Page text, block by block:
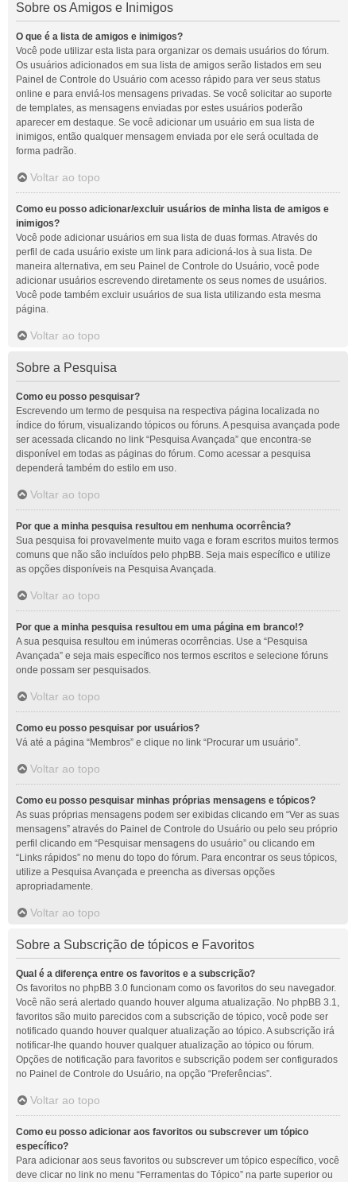
Sobre os Amigos e Inimigos
O que é a lista de amigos e inimigos?
Você pode utilizar esta lista para organizar os demais usuários do fórum.
Os usuários adicionados em sua lista de amigos serão listados em seu
Painel de Controle do Usuário com acesso rápido para ver seus status
online e para enviá-los mensagens privadas. Se você solicitar ao suporte
de templates, as mensagens enviadas por estes usuários poderão
aparecer em destaque. Se você adicionar um usuário em sua lista de
inimigos, então qualquer mensagem enviada por ele será ocultada de
forma padrão.
Voltar ao topo
Como eu posso adicionar/excluir usuários de minha lista de amigos e
inimigos?
Você pode adicionar usuários em sua lista de duas formas. Através do
perfil de cada usuário existe um link para adicioná-los à sua lista. De
maneira alternativa, em seu Painel de Controle do Usuário, você pode
adicionar usuários escrevendo diretamente os seus nomes de usuários.
Você pode também excluir usuários de sua lista utilizando esta mesma
página.
Voltar ao topo
Sobre a Pesquisa
Como eu posso pesquisar?
Escrevendo um termo de pesquisa na respectiva página localizada no
índice do fórum, visualizando tópicos ou fóruns. A pesquisa avançada pode
ser acessada clicando no link “Pesquisa Avançada” que encontra-se
disponível em todas as páginas do fórum. Como acessar a pesquisa
dependerá também do estilo em uso.
Voltar ao topo
Por que a minha pesquisa resultou em nenhuma ocorrência?
Sua pesquisa foi provavelmente muito vaga e foram escritos muitos termos
comuns que não são incluídos pelo phpBB. Seja mais específico e utilize
as opções disponíveis na Pesquisa Avançada.
Voltar ao topo
Por que a minha pesquisa resultou em uma página em branco!?
A sua pesquisa resultou em inúmeras ocorrências. Use a “Pesquisa
Avançada” e seja mais específico nos termos escritos e selecione fóruns
onde possam ser pesquisados.
Voltar ao topo
Como eu posso pesquisar por usuários?
Vá até a página “Membros” e clique no link “Procurar um usuário”.
Voltar ao topo
Como eu posso pesquisar minhas próprias mensagens e tópicos?
As suas próprias mensagens podem ser exibidas clicando em “Ver as suas
mensagens” através do Painel de Controle do Usuário ou pelo seu próprio
perfil clicando em “Pesquisar mensagens do usuário” ou clicando em
“Links rápidos” no menu do topo do fórum. Para encontrar os seus tópicos,
utilize a Pesquisa Avançada e preencha as diversas opções
apropriadamente.
Voltar ao topo
Sobre a Subscrição de tópicos e Favoritos
Qual é a diferença entre os favoritos e a subscrição?
Os favoritos no phpBB 3.0 funcionam como os favoritos do seu navegador.
Você não será alertado quando houver alguma atualização. No phpBB 3.1,
favoritos são muito parecidos com a subscrição de tópico, você pode ser
notificado quando houver qualquer atualização ao tópico. A subscrição irá
notificar-lhe quando houver qualquer atualização ao tópico ou fórum.
Opções de notificação para favoritos e subscrição podem ser configurados
no Painel de Controle do Usuário, na opção “Preferências”.
Voltar ao topo
Como eu posso adicionar aos favoritos ou subscrever um tópico
específico?
Para adicionar aos seus favoritos ou subscrever um tópico específico, você
deve clicar no link no menu “Ferramentas do Tópico” na parte superior ou